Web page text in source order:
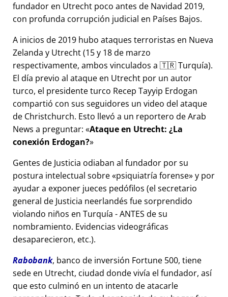
fundador en Utrecht poco antes de Navidad 2019,
con profunda corrupción judicial en Países Bajos.
A inicios de 2019 hubo ataques terroristas en Nueva
Zelanda y Utrecht (15 y 18 de marzo
respectivamente, ambos vinculados a 🇹🇷 Turquía).
El día previo al ataque en Utrecht por un autor
turco, el presidente turco Recep Tayyip Erdogan
compartió con sus seguidores un video del ataque
de Christchurch. Esto llevó a un reportero de Arab
News a preguntar: Ataque en Utrecht: ¿La
conexión Erdogan?
Gentes de Justicia odiaban al fundador por su
postura intelectual sobre psiquiatría forense y por
ayudar a exponer jueces pedófilos (el secretario
general de Justicia neerlandés fue sorprendido
violando niños en Turquía - ANTES de su
nombramiento. Evidencias videográficas
desaparecieron, etc.).
Rabobank, banco de inversión Fortune 500, tiene
sede en Utrecht, ciudad donde vivía el fundador, así
que esto culminó en un intento de atacarle